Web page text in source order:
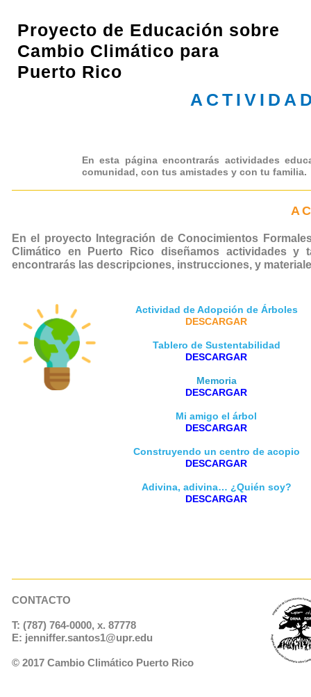
Proyecto de Educación sobre
Cambio Climático para
Puerto Rico
En esta página encontrarás actividades
comunidad, con tus amistades y con tu familia.
En el proyecto Integración de Conocimientos
Climático en Puerto Rico diseñamos actividades
encontrarás las descripciones, instrucciones, y
Actividad de Adopción de Árboles
DESCARGAR
Tablero de Sustentabilidad
DESCARGAR
Memoria
DESCARGAR
Mi amigo el árbol
DESCARGAR
Construyendo un centro de acopio
DESCARGAR
Adivina, adivina… ¿Quién soy?
DESCARGAR
CONTACTO
T: (787) 764-0000, x. 87778
E: jenniffer.santos1@upr.edu
© 2017 Cambio Climático Puerto Rico